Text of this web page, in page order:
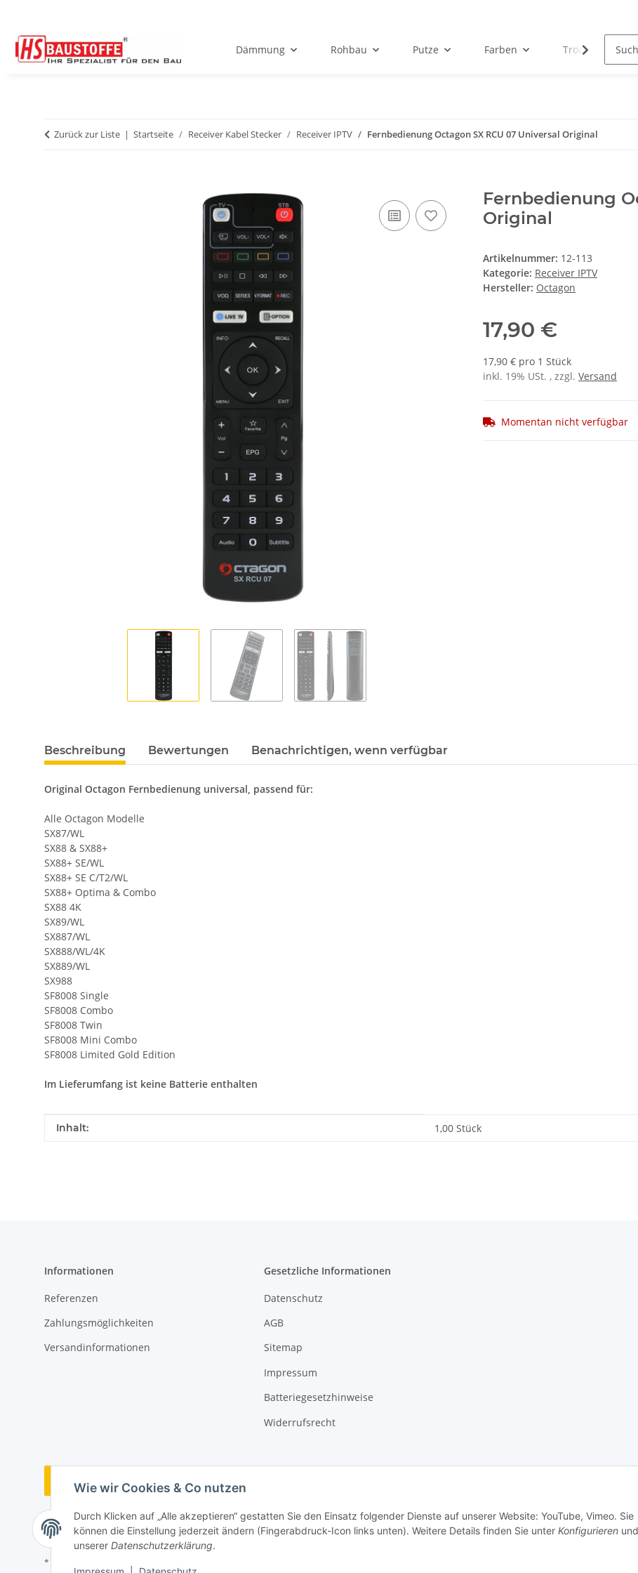
Wie wir Cookies & Co nutzen
Durch Klicken auf „Alle akzeptieren“ gestatten Sie den Einsatz folgender Dienste auf unserer Website: YouTube, Vimeo. Sie
können die Einstellung jederzeit ändern (Fingerabdruck-Icon links unten). Weitere Details finden Sie unter Konfigurieren
unserer Datenschutzerklärung.
Dämmung Rohbau Putze Farben Trockenbau
Zurück zur Liste Startseite Receiver Kabel Stecker Receiver IPTV Fernbedienung Octagon SX RCU 07 Universal Original
Fernbedienung
Original
Artikelnummer: 12-113
Kategorie: Receiver IPTV
Hersteller: Octagon
17,90 €
17,90 € pro 1 Stück
inkl. 19% USt. , zzgl. Versand
Momentan nicht verfügbar
Beschreibung Bewertungen Benachrichtigen, wenn verfügbar
Original Octagon Fernbedienung universal, passend für:
Alle Octagon Modelle
SX87/WL
SX88 & SX88+
SX88+ SE/WL
SX88+ SE C/T2/WL
SX88+ Optima & Combo
SX88 4K
SX89/WL
SX887/WL
SX888/WL/4K
SX889/WL
SX988
SF8008 Single
SF8008 Combo
SF8008 Twin
SF8008 Mini Combo
SF8008 Limited Gold Edition
Im Lieferumfang ist keine Batterie enthalten
Produkteigenschaft
Wert
Inhalt: 1,00 Stück
Informationen
Referenzen
Zahlungsmöglichkeiten
Versandinformationen
Gesetzliche Informationen
Datenschutz
AGB
Sitemap
Impressum
Batteriegesetzhinweise
Widerrufsrecht
Vertrag widerrufen
* Alle Preise inkl. gesetzlicher USt., zzgl.